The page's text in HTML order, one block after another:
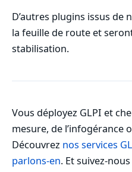
D’autres plugins issus de
la feuille de route et
stabilisation.
Vous déployez GLPI et
mesure, de l’infogérance
Découvrez nos services
parlons-en. Et suivez-